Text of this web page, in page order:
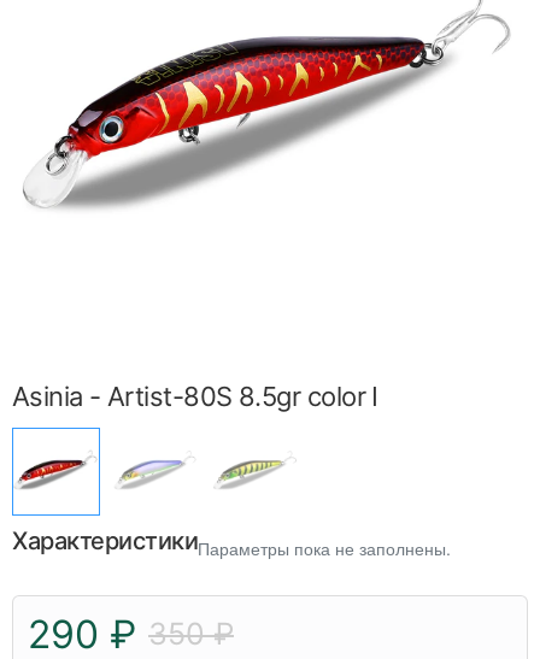
Asinia - Artist-80S 8.5gr color I
ХарактеристикиПараметры пока не заполнены.
290 ₽ 350 ₽